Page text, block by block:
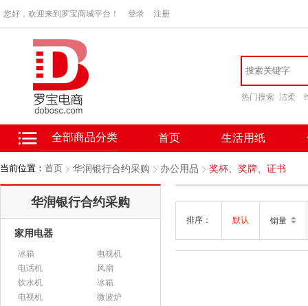
您好，欢迎来到罗宝商城平台！ 登录 注册
热门搜索 洁柔
全部商品分类 首页 生活用纸
当前位置： 首页 华润银行合约采购 办公用品 奖杯、奖牌、证书
华润银行合约采购
家用电器
冰箱
电视机
电话机
风扇
饮水机
冰箱
电视机
微波炉
排序： 默认 销量